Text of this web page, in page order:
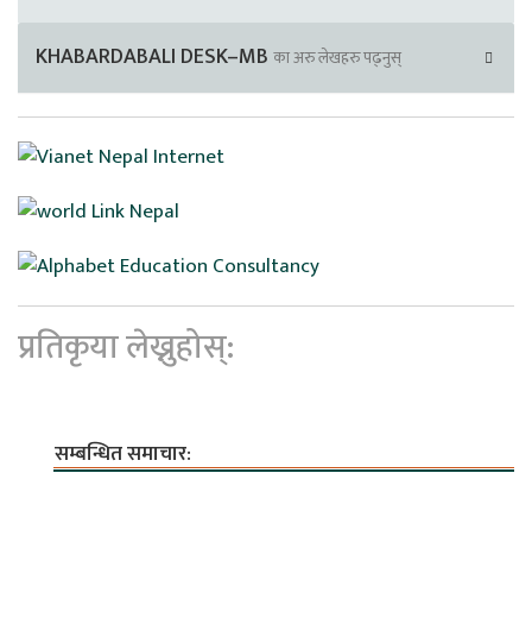
KHABARDABALI DESK–MB का अरु लेखहरु पढ्नुस्
प्रतिकृया लेख्नुहोस्:
सम्बन्धित समाचार: